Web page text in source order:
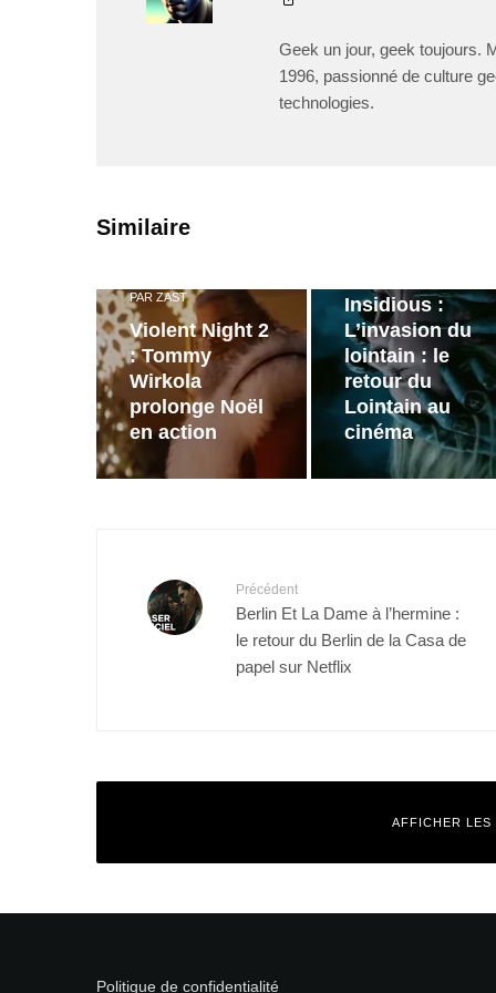
Geek un jour, geek toujours.
1996, passionné de culture
technologies.
Similaire
PAR ZAST
Violent Night 2
: Tommy
Wirkola
prolonge Noël
en action
Insidious :
L’invasion du
lointain : le
retour du
Lointain au
cinéma
Précédent
Berlin Et La Dame à l’hermine :
le retour du Berlin de la Casa de
papel sur Netflix
AFFICHER LES
Votre adresse e-mail ne sera pas publiée.
Politique de confidentialité